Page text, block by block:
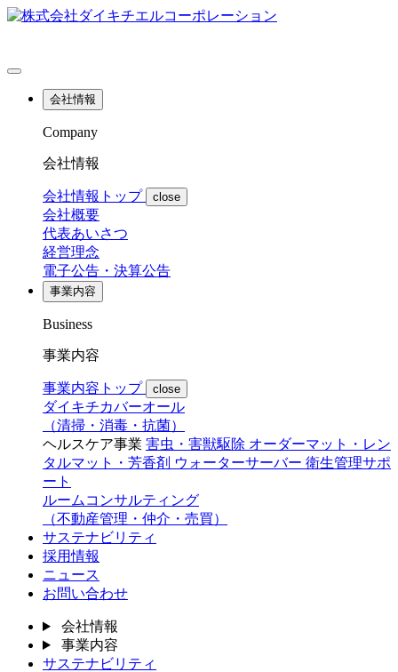
会社情報
Company
会社情報
会社情報トップ close
会社概要
代表あいさつ
経営理念
電子公告・決算公告
事業内容
Business
事業内容
事業内容トップ close
ダイキチカバーオール
（清掃・消毒・抗菌）
ヘルスケア事業 害虫・害獣駆除 オーダーマット・レン
タルマット・芳香剤 ウォーターサーバー 衛生管理サポ
ート
ルームコンサルティング
（不動産管理・仲介・売買）
サステナビリティ
採用情報
ニュース
お問い合わせ
会社情報
事業内容
サステナビリティ